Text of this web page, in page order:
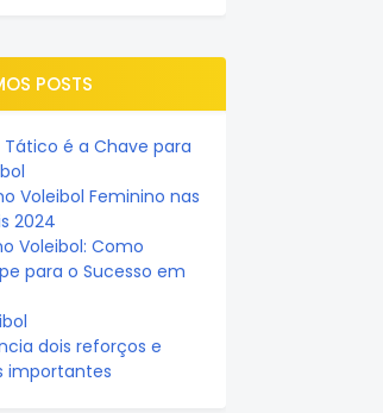
POSTS
é a Chave para
Voleibol Feminino nas
2024
Voleibol: Como
para o Sucesso em
dois reforços e
importantes